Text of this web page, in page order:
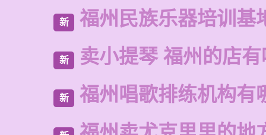
新 福州民族乐器培训基
新 卖小提琴 福州的店
新 福州唱歌排练机构有